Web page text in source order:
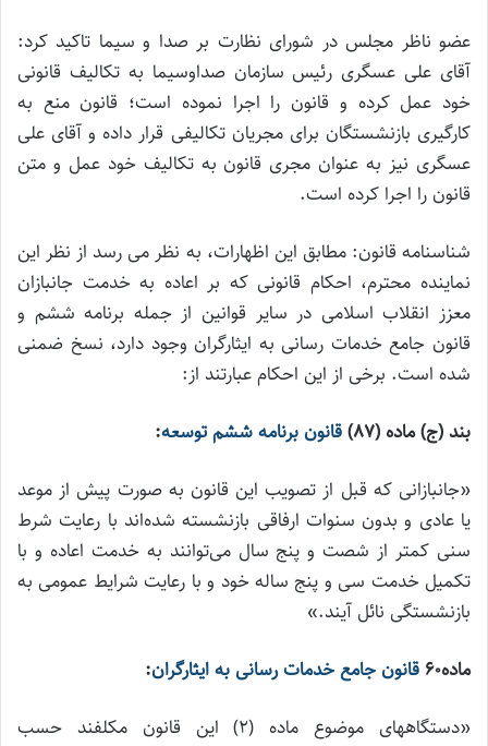
عضو ناظر مجلس در شورای نظارت بر صدا و سیما تاکید کرد:
آقای علی عسگری رئیس سازمان صداوسیما به تکالیف قانونی
خود عمل کرده و قانون را اجرا نموده است؛ قانون منع به
کارگیری بازنشستگان برای مجریان تکالیفی قرار داده و آقای علی
عسگری نیز به عنوان مجری قانون به تکالیف خود عمل و متن
قانون را اجرا کرده است.
شناسنامه قانون: مطابق این اظهارات، به نظر می رسد از نظر این
نماینده محترم، احکام قانونی که بر اعاده به خدمت جانبازان
معزز انقلاب اسلامی در سایر قوانین از جمله برنامه ششم و
قانون جامع خدمات رسانی به ایثارگران وجود دارد، نسخ ضمنی
شده است. برخی از این احکام عبارتند از:
بند (ج) ماده (87) قانون برنامه ششم توسعه:
«جانبازانی که قبل از تصویب این قانون به صورت پیش از موعد
یا عادی و بدون سنوات ارفاقی بازنشسته شده‌اند با رعایت شرط
سنی کمتر از شصت و پنج سال می‌توانند به خدمت اعاده و با
تکمیل خدمت سی و پنج ساله خود و با رعایت شرایط عمومی به
بازنشستگی نائل آیند.»
ماده۶۰ قانون جامع خدمات رسانی به ایثارگران:
«دستگاههای موضوع ماده (۲) این قانون مکلفند حسب